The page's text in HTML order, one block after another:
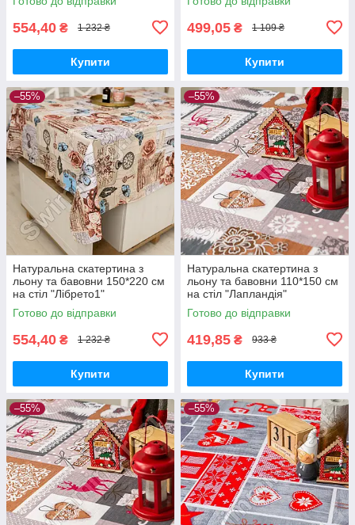
554,40 ₴ 1 232 ₴
Купити
499,05 ₴ 1 109 ₴
Купити
–55%
Натуральна скатертина з
льону та бавовни 150*220 см
на стіл "Лібрето1"
Готово до відправки
554,40 ₴ 1 232 ₴
Купити
–55%
Натуральна скатертина з
льону та бавовни 110*150 см
на стіл "Лапландія"
Готово до відправки
419,85 ₴ 933 ₴
Купити
–55% –55%